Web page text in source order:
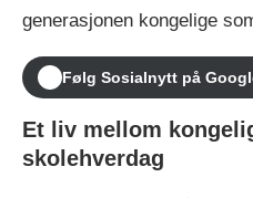
generasjonen kongelige
Følg Sosialnytt på
Et liv mellom
skolehverdag